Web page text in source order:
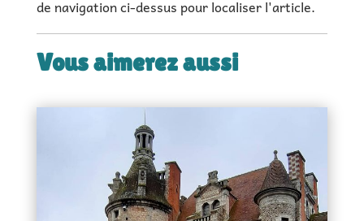
de navigation ci-dessus pour localiser l'article.
Vous aimerez aussi